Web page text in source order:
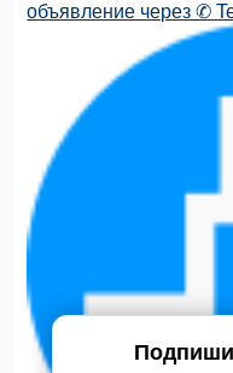
объявление через ✆